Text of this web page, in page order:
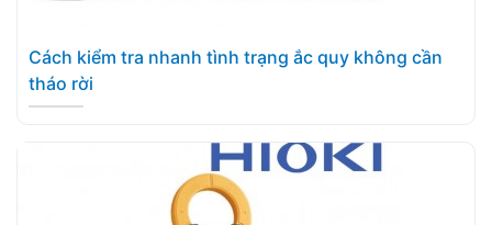
Cách kiểm tra nhanh tình trạng ắc quy không cần
tháo rời